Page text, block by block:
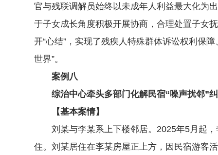
官与残联调解员始终以未成年人利益最大化为
于子女成长角度积极开展协商，合理处置子女
开“心结”，实现了残疾人特殊群体诉讼权利保
世界”。
案例八
综治中心牵头多部门化解民宿“噪声扰邻”
【基本案情】
刘某与李某系上下楼邻居。2025年5月起，
住。刘某居住在李某房屋正上方，因民宿游客